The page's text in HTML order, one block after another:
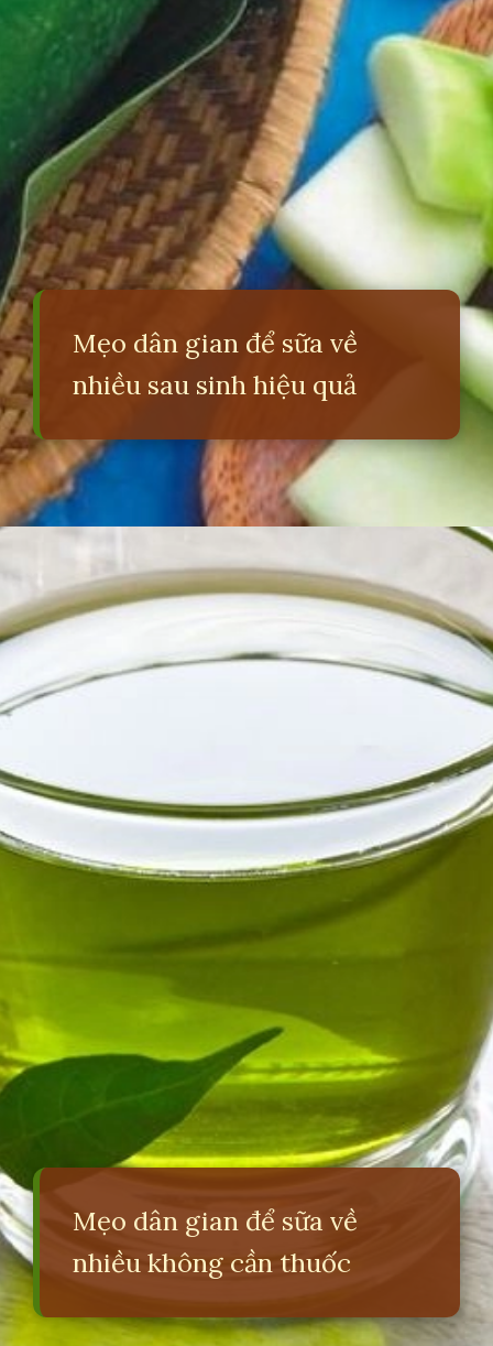
Mẹo dân gian để sữa về
nhiều sau sinh hiệu quả
Đang mở
Mẹo dân gian để sữa về
nhiều không cần thuốc